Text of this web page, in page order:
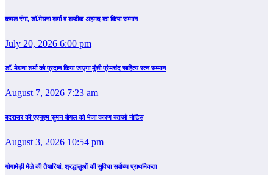
कमल रंगा, डॉ.मेघना शर्मा व शफीक अहमद का किया सम्‍मान
July 20, 2026 6:00 pm
डॉ. मेघना शर्मा को प्रदान किया जाएगा मुंशी प्रेमचंद साहित्य रत्न सम्‍मान
August 7, 2026 7:23 am
बदरासर की एएनएम सुमन बोयल को भेजा कारण बताओ नोटिस
August 3, 2026 10:54 pm
गोगामेड़ी मेले की तैयारियां, श्रद्धालुओं की सुविधा सर्वोच्च प्राथमिकता